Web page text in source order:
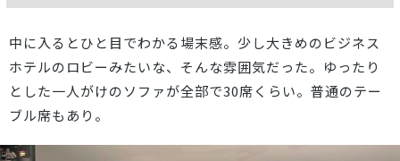
中に入るとひと目でわかる場末感。少し大きめのビジネス
ホテルのロビーみたいな、そんな雰囲気だった。ゆったり
とした一人がけのソファが全部で30席くらい。普通のテー
ブル席もあり。